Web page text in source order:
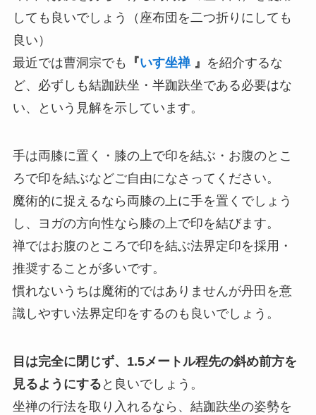
しても良いでしょう（座布団を二つ折りにしても
良い）
最近では曹洞宗でも
『いす坐禅』 を紹介するな
ど、必ずしも結跏趺坐・半跏趺坐である必要はな
い、という見解を示しています。
手は両膝に置く・膝の上で印を結ぶ・お腹のとこ
ろで印を結ぶなどご自由になさってください。
魔術的に捉えるなら両膝の上に手を置くでしょう
し、ヨガの方向性なら膝の上で印を結びます。
禅ではお腹のところで印を結ぶ法界定印を採用・
推奨することが多いです。
慣れないうちは魔術的ではありませんが丹田を意
識しやすい法界定印をするのも良いでしょう。
目は完全に閉じず、1.5メートル程先の斜め前方を
見るようにする と良いでしょう。
坐禅の行法を取り入れるなら、結跏趺坐の姿勢を